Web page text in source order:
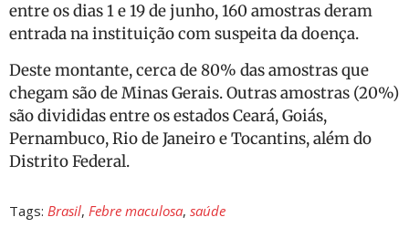
entre os dias 1 e 19 de junho, 160 amostras deram
entrada na instituição com suspeita da doença.
Deste montante, cerca de 80% das amostras que
chegam são de Minas Gerais. Outras amostras (20%)
são divididas entre os estados Ceará, Goiás,
Pernambuco, Rio de Janeiro e Tocantins, além do
Distrito Federal.
Tags: Brasil, Febre maculosa, saúde